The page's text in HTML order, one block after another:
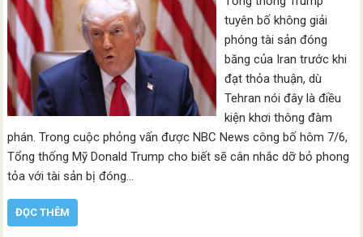
tuyên bố không giải
phóng tài sản đóng
băng của Iran trước khi
đạt thỏa thuận, dù
Tehran nói đây là điều
kiện khơi thông đàm
phán. Trong cuộc phỏng vấn được NBC News công bố hôm 7/6,
Tổng thống Mỹ Donald Trump cho biết sẽ cân nhắc dỡ bỏ phong
tỏa với tài sản bị đóng…
ĐỌC THÊM